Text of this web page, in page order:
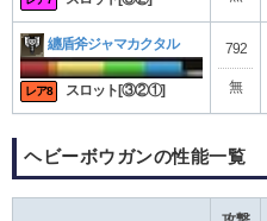
纏盾斧ジャマカクタル
レア8 スロット[③②①]
792
無
ヘビーボウガンの性能一覧